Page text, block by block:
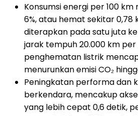
Konsumsi energi per 100
6%, atau hemat sekitar 0,78
diterapkan pada satu juta
jarak tempuh 20.000 km
penghematan listrik
menurunkan emisi CO₂
Peningkatan performa dan
berkendara, mencakup
yang lebih cepat 0,6 detik,